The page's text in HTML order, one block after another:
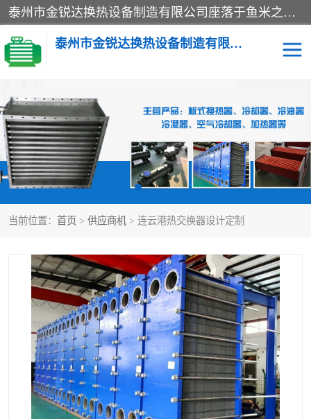
泰州市金锐达换热设备制造有限公司座落于鱼米之乡、祥泰之州一江苏泰州。是一家多年从事换热设备研究、设计、制造、销售、服务于一体的生产企业。
泰州市金锐达换热设备制造有限公司
当前位置： 首页 > 供应商机 > 连云港热交换器设计定制
冷却器 换热器
散热器 预热器
热交换器